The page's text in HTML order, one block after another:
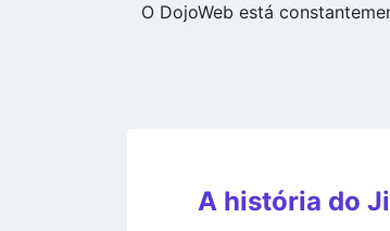
O DojoWeb está
A história do